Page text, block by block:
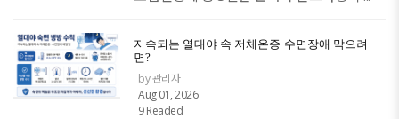
지속되는 열대야 속 저체온증·수면장애 막으려
면?
by 관리자
Aug 01, 2026
9 Readed